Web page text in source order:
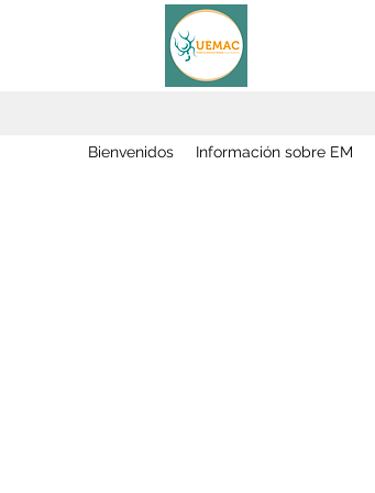
Bienvenidos Información sobre EM